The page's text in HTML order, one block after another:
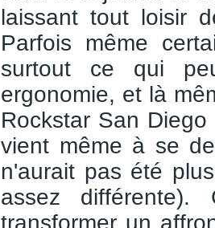
laissant tout loisir
Parfois même
surtout ce qui
ergonomie, et là
Rockstar San
vient même à se
n'aurait pas été
assez différente).
transformer un